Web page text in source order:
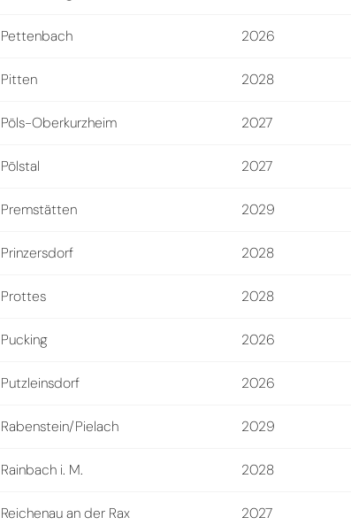
Pettenbach 2026
Pitten 2028
Pöls-Oberkurzheim 2027
Pölstal 2027
Premstätten 2029
Prinzersdorf 2028
Prottes 2028
Pucking 2026
Putzleinsdorf 2026
Rabenstein/Pielach 2029
Rainbach i. M. 2028
Reichenau an der Rax 2027